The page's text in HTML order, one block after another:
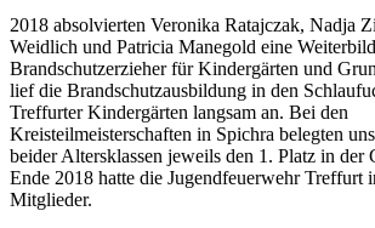
2018 absolvierten Veronika Ratajczak, Nadja
Weidlich und Patricia Manegold eine
Brandschutzerzieher für Kindergärten und
lief die Brandschutzausbildung in den
Treffurter Kindergärten langsam an. Bei den
Kreisteilmeisterschaften in Spichra belegten
beider Altersklassen jeweils den 1. Platz in der
Ende 2018 hatte die Jugendfeuerwehr Treffurt
Mitglieder.